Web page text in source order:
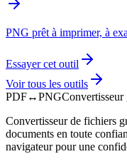
PNG prêt à imprimer, à
Essayer cet outil
Voir tous les outils
PDF↔PNGConvertisseur
Convertisseur de fichiers
documents en toute
navigateur pour une